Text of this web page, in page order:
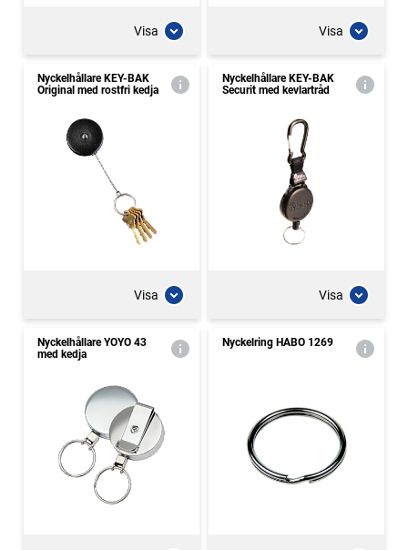
Visa Visa
Nyckelhållare KEY-BAK
Original med rostfri kedja
Visa
Nyckelhållare KEY-BAK
Securit med kevlartråd
Visa
Nyckelhållare YOYO 43
med kedja
Nyckelring HABO 1269